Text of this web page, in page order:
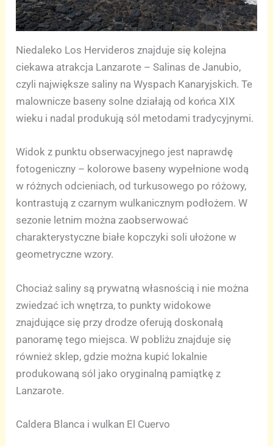
Niedaleko Los Hervideros znajduje się kolejna
ciekawa atrakcja Lanzarote – Salinas de Janubio,
czyli największe saliny na Wyspach Kanaryjskich. Te
malownicze baseny solne działają od końca XIX
wieku i nadal produkują sól metodami tradycyjnymi.
Widok z punktu obserwacyjnego jest naprawdę
fotogeniczny – kolorowe baseny wypełnione wodą
w różnych odcieniach, od turkusowego po różowy,
kontrastują z czarnym wulkanicznym podłożem. W
sezonie letnim można zaobserwować
charakterystyczne białe kopczyki soli ułożone w
geometryczne wzory.
Chociaż saliny są prywatną własnością i nie można
zwiedzać ich wnętrza, to punkty widokowe
znajdujące się przy drodze oferują doskonałą
panoramę tego miejsca. W pobliżu znajduje się
również sklep, gdzie można kupić lokalnie
produkowaną sól jako oryginalną pamiątkę z
Lanzarote.
Caldera Blanca i wulkan El Cuervo